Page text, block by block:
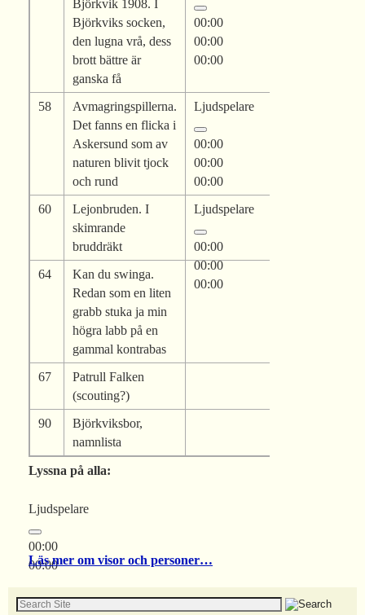
Björkvik 1908. I
Björkviks socken,
den lugna vrå, dess
brott bättre är
ganska få
00:00
00:00
00:00
58
Avmagringspillerna.
Det fanns en flicka i
Askersund som av
naturen blivit tjock
och rund
Ljudspelare
00:00
00:00
00:00
60
Lejonbruden. I
skimrande
bruddräkt
Ljudspelare
00:00
00:00
00:00
64
Kan du swinga.
Redan som en liten
grabb stuka ja min
högra labb på en
gammal kontrabas
67
Patrull Falken
(scouting?)
90
Björkviksbor,
namnlista
Lyssna på alla:
Ljudspelare
00:00
00:00
Läs mer om visor och personer…